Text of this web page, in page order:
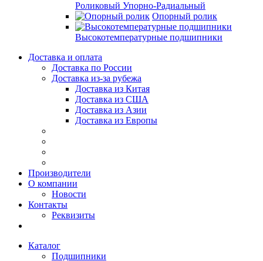
Роликовый Упорно-Радиальный
Опорный ролик
Высокотемпературные подшипники
Доставка и оплата
Доставка по России
Доставка из-за рубежа
Доставка из Китая
Доставка из США
Доставка из Азии
Доставка из Европы
Производители
О компании
Новости
Контакты
Реквизиты
Каталог
Подшипники